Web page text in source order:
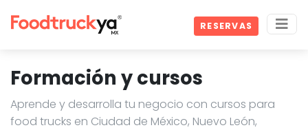
RESERVAS
Formación y cursos
Aprende y desarrolla tu negocio con cursos para
food trucks en Ciudad de México, Nuevo León,